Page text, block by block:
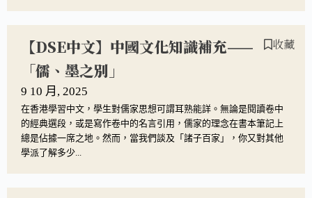
【DSE中文】中國文化知識補充——
「儒、墨之別」
收藏
9 10 月, 2025
在香港學習中文，學生對儒家思想可謂耳熟能詳。無論是閱讀卷中
的經典選段，或是寫作卷中的名言引用，儒家的理念在書本筆記上
總是佔據一席之地。然而，當我們談及「諸子百家」，你又對其他
學派了解多少...